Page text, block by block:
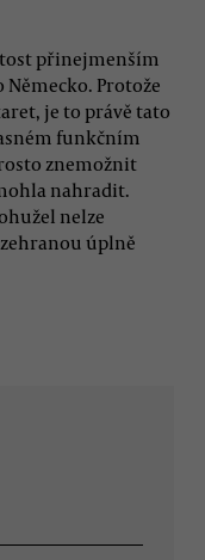
přinejmenším
Protože
je to právě tato
funkčním
znemožnit
nahradit.
nelze
úplně